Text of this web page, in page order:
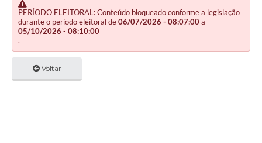
PERÍODO ELEITORAL: Conteúdo bloqueado conforme a legislação
durante o período eleitoral de06/07/2026 - 08:07:00a
05/10/2026 - 08:10:00
.
Voltar